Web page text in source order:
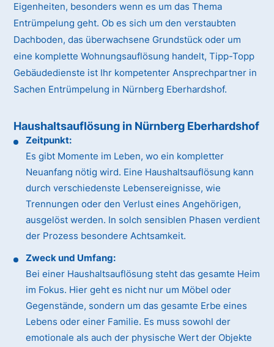
Eigenheiten, besonders wenn es um das Thema
Entrümpelung geht. Ob es sich um den verstaubten
Dachboden, das überwachsene Grundstück oder um
eine komplette Wohnungsauflösung handelt, Tipp-Topp
Gebäudedienste ist Ihr kompetenter Ansprechpartner in
Sachen Entrümpelung in Nürnberg Eberhardshof.
Haushaltsauflösung in Nürnberg Eberhardshof
Zeitpunkt:
Es gibt Momente im Leben, wo ein kompletter
Neuanfang nötig wird. Eine Haushaltsauflösung kann
durch verschiedenste Lebensereignisse, wie
Trennungen oder den Verlust eines Angehörigen,
ausgelöst werden. In solch sensiblen Phasen verdient
der Prozess besondere Achtsamkeit.
Zweck und Umfang:
Bei einer Haushaltsauflösung steht das gesamte Heim
im Fokus. Hier geht es nicht nur um Möbel oder
Gegenstände, sondern um das gesamte Erbe eines
Lebens oder einer Familie. Es muss sowohl der
emotionale als auch der physische Wert der Objekte